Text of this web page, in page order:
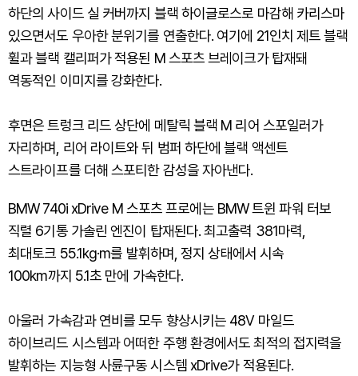
하단의 사이드 실 커버까지 블랙 하이글로스로 마감해 카리스마
있으면서도 우아한 분위기를 연출한다. 여기에 21인치 제트 블랙
휠과 블랙 캘리퍼가 적용된 M 스포츠 브레이크가 탑재돼
역동적인 이미지를 강화한다.
후면은 트렁크 리드 상단에 메탈릭 블랙 M 리어 스포일러가
자리하며, 리어 라이트와 뒤 범퍼 하단에 블랙 액센트
스트라이프를 더해 스포티한 감성을 자아낸다.
BMW 740i xDrive M 스포츠 프로에는 BMW 트윈 파워 터보
직렬 6기통 가솔린 엔진이 탑재된다. 최고출력 381마력,
최대토크 55.1kg·m를 발휘하며, 정지 상태에서 시속
100km까지 5.1초 만에 가속한다.
아울러 가속감과 연비를 모두 향상시키는 48V 마일드
하이브리드 시스템과 어떠한 주행 환경에서도 최적의 접지력을
발휘하는 지능형 사륜구동 시스템 xDrive가 적용된다.